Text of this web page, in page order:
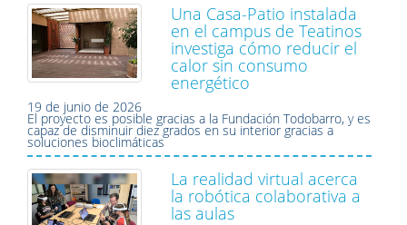
Una Casa-Patio instalada
en el campus de Teatinos
investiga cómo reducir el
calor sin consumo
energético
19 de junio de 2026
El proyecto es posible gracias a la Fundación Todobarro, y es
capaz de disminuir diez grados en su interior gracias a
soluciones bioclimáticas
La realidad virtual acerca
la robótica colaborativa a
las aulas